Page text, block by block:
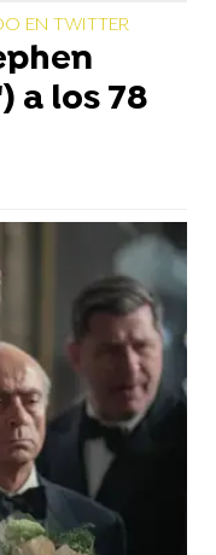
EN TWITTER
a los 78